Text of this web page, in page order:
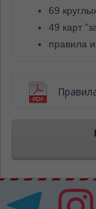
69
49 карт
правила